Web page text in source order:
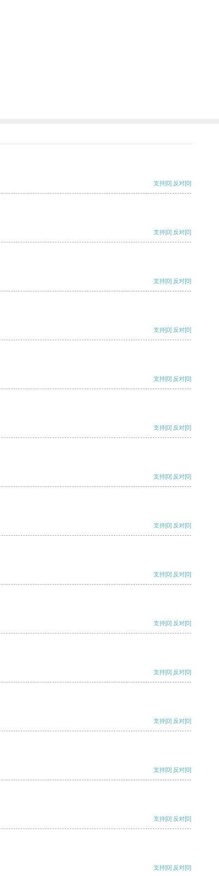
支持[0] 反对[0]
支持[0] 反对[0]
支持[0] 反对[0]
支持[0] 反对[0]
支持[0] 反对[0]
支持[0] 反对[0]
支持[0] 反对[0]
支持[0] 反对[0]
支持[0] 反对[0]
支持[0] 反对[0]
支持[0] 反对[0]
支持[0] 反对[0]
支持[0] 反对[0]
支持[0] 反对[0]
支持[0] 反对[0]